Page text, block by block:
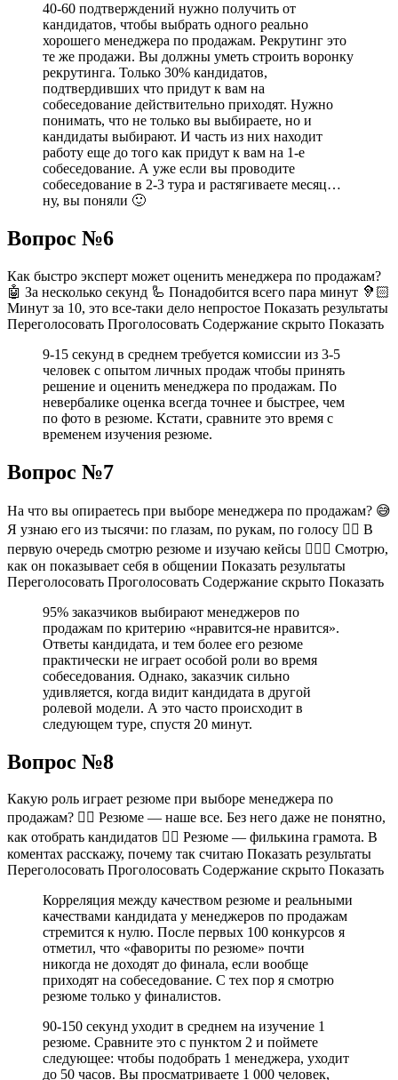
40-60 подтверждений нужно получить от
кандидатов, чтобы выбрать одного реально
хорошего менеджера по продажам. Рекрутинг это
те же продажи. Вы должны уметь строить воронку
рекрутинга. Только 30% кандидатов,
подтвердивших что придут к вам на
собеседование действительно приходят. Нужно
понимать, что не только вы выбираете, но и
кандидаты выбирают. И часть из них находит
работу еще до того как придут к вам на 1-е
собеседование. А уже если вы проводите
собеседование в 2-3 тура и растягиваете месяц…
ну, вы поняли 🙂
Вопрос №6
Как быстро эксперт может оценить менеджера по продажам?
🤖 За несколько секунд 🦾 Понадобится всего пара минут 🦻🏻
Минут за 10, это все-таки дело непростое Показать результаты
Переголосовать Проголосовать Содержание скрыто Показать
9-15 секунд в среднем требуется комиссии из 3-5
человек с опытом личных продаж чтобы принять
решение и оценить менеджера по продажам. По
невербалике оценка всегда точнее и быстрее, чем
по фото в резюме. Кстати, сравните это время с
временем изучения резюме.
Вопрос №7
На что вы опираетесь при выборе менеджера по продажам? 😅
Я узнаю его из тысячи: по глазам, по рукам, по голосу 🕵🏻 В
первую очередь смотрю резюме и изучаю кейсы 🧑🏼‍⚖ Смотрю,
как он показывает себя в общении Показать результаты
Переголосовать Проголосовать Содержание скрыто Показать
95% заказчиков выбирают менеджеров по
продажам по критерию «нравится-не нравится».
Ответы кандидата, и тем более его резюме
практически не играет особой роли во время
собеседования. Однако, заказчик сильно
удивляется, когда видит кандидата в другой
ролевой модели. А это часто происходит в
следующем туре, спустя 20 минут.
Вопрос №8
Какую роль играет резюме при выборе менеджера по
продажам? 👍🏻 Резюме — наше все. Без него даже не понятно,
как отобрать кандидатов 👎🏻 Резюме — филькина грамота. В
коментах расскажу, почему так считаю Показать результаты
Переголосовать Проголосовать Содержание скрыто Показать
Корреляция между качеством резюме и реальными
качествами кандидата у менеджеров по продажам
стремится к нулю. После первых 100 конкурсов я
отметил, что «фавориты по резюме» почти
никогда не доходят до финала, если вообще
приходят на собеседование. С тех пор я смотрю
резюме только у финалистов.
90-150 секунд уходит в среднем на изучение 1
резюме. Сравните это с пунктом 2 и поймете
следующее: чтобы подобрать 1 менеджера, уходит
до 50 часов. Вы просматриваете 1 000 человек,